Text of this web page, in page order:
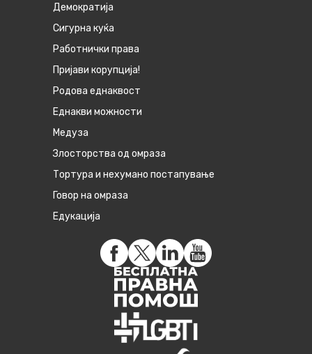
Демократија
Сигурна куќа
Работнички права
Пријави корупција!
Родова еднаквост
Eднакви можности
Медуза
Злосторства од омраза
Тортура и нехумано постапување
Говор на омраза
Едукација